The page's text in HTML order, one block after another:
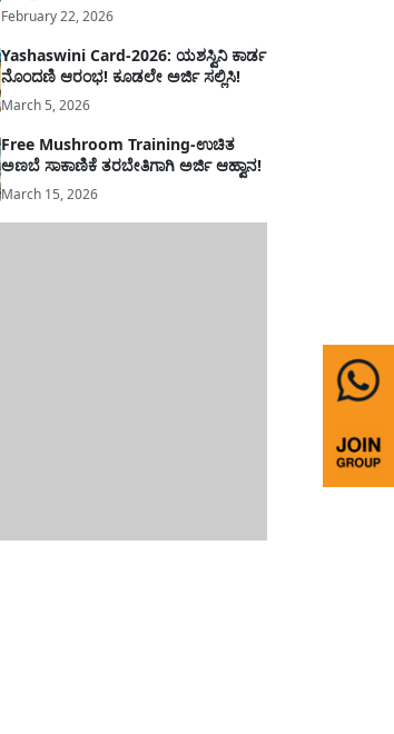
February 22, 2026
Yashaswini Card-2026: ಯಶಸ್ವಿನಿ ಕಾರ್ಡ
ನೊಂದಣಿ ಆರಂಭ! ಕೂಡಲೇ ಅರ್ಜಿ ಸಲ್ಲಿಸಿ!
March 5, 2026
Free Mushroom Training-ಉಚಿತ
ಅಣಬೆ ಸಾಕಾಣಿಕೆ ತರಬೇತಿಗಾಗಿ ಅರ್ಜಿ ಆಹ್ವಾನ!
March 15, 2026